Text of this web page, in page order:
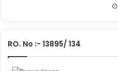
RO. No :- 13895/ 134